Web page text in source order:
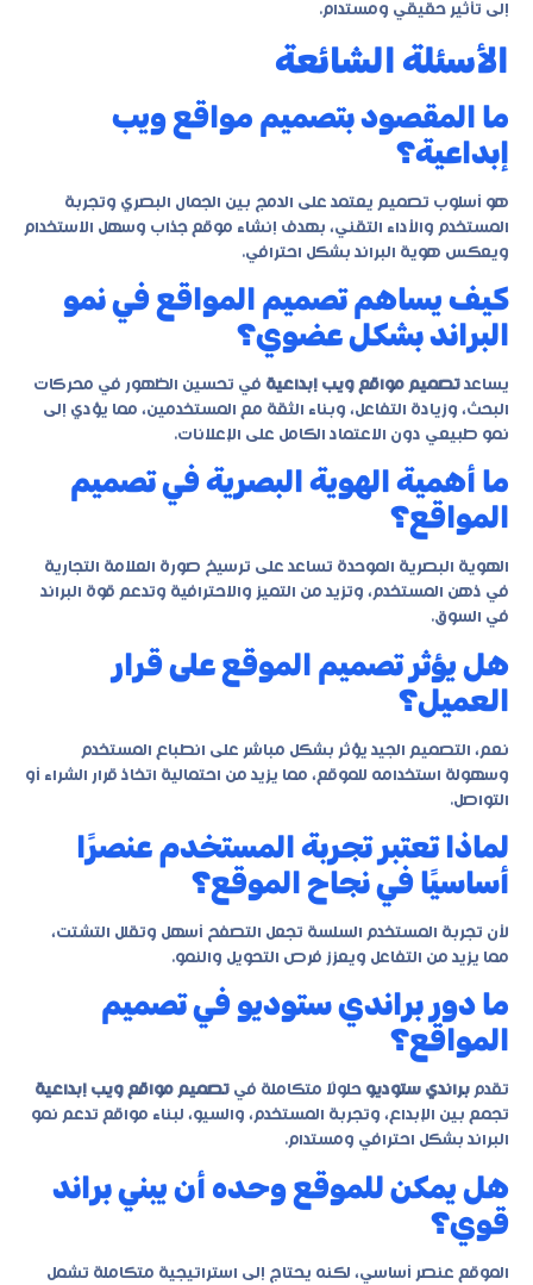
إلى تأثير حقيقي ومستدام.
الأسئلة الشائعة
ما المقصود بتصميم مواقع ويب
إبداعية؟
هو أسلوب تصميم يعتمد على الدمج بين الجمال البصري وتجربة
المستخدم والأداء التقني، بهدف إنشاء موقع جذاب وسهل الاستخدام
ويعكس هوية البراند بشكل احترافي.
كيف يساهم تصميم المواقع في نمو
البراند بشكل عضوي؟
يساعد تصميم مواقع ويب إبداعية في تحسين الظهور في محركات
البحث، وزيادة التفاعل، وبناء الثقة مع المستخدمين، مما يؤدي إلى
نمو طبيعي دون الاعتماد الكامل على الإعلانات.
ما أهمية الهوية البصرية في تصميم
المواقع؟
الهوية البصرية الموحدة تساعد على ترسيخ صورة العلامة التجارية
في ذهن المستخدم، وتزيد من التميز والاحترافية وتدعم قوة البراند
في السوق.
هل يؤثر تصميم الموقع على قرار
العميل؟
نعم، التصميم الجيد يؤثر بشكل مباشر على انطباع المستخدم
وسهولة استخدامه للموقع، مما يزيد من احتمالية اتخاذ قرار الشراء أو
التواصل.
لماذا تعتبر تجربة المستخدم عنصرًا
أساسيًا في نجاح الموقع؟
لأن تجربة المستخدم السلسة تجعل التصفح أسهل وتقلل التشتت،
مما يزيد من التفاعل ويعزز فرص التحويل والنمو.
ما دور براندي ستوديو في تصميم
المواقع؟
تقدم براندي ستوديو حلولًا متكاملة في تصميم مواقع ويب إبداعية
تجمع بين الإبداع، وتجربة المستخدم، والسيو، لبناء مواقع تدعم نمو
البراند بشكل احترافي ومستدام.
هل يمكن للموقع وحده أن يبني براند
قوي؟
الموقع عنصر أساسي، لكنه يحتاج إلى استراتيجية متكاملة تشمل